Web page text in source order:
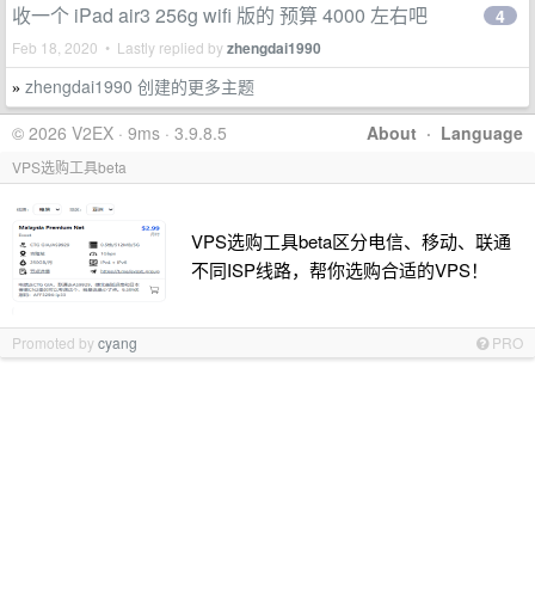
收一个 iPad air3 256g wifi 版的 预算 4000 左右吧
Feb 18, 2020 • Lastly replied byzhengdai1990
4
» zhengdai1990 创建的更多主题
About · Language
© 2026 V2EX · 9ms · 3.9.8.5
VPS选购工具beta
VPS选购工具beta区分电信、移动、联通
不同ISP线路，帮你选购合适的VPS！
Promoted bycyang PRO